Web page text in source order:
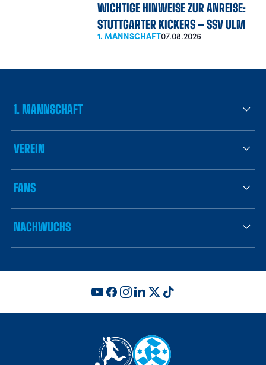
WICHTIGE HINWEISE ZUR ANREISE:
STUTTGARTER KICKERS – SSV ULM
1. MANNSCHAFT07.08.2026
1. MANNSCHAFT
VEREIN
FANS
NACHWUCHS